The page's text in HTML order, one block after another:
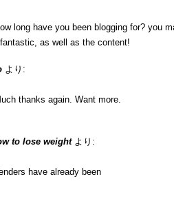
long have you been blogging for? you
as well as the content!
より:
thanks again. Want more.
to lose weight より:
have already been